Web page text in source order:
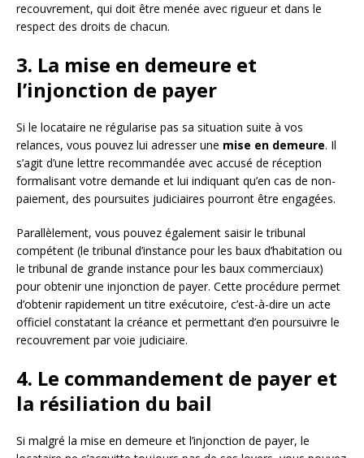
recouvrement, qui doit être menée avec rigueur et dans le
respect des droits de chacun.
3. La mise en demeure et
l’injonction de payer
Si le locataire ne régularise pas sa situation suite à vos
relances, vous pouvez lui adresser une mise en demeure. Il
s’agit d’une lettre recommandée avec accusé de réception
formalisant votre demande et lui indiquant qu’en cas de non-
paiement, des poursuites judiciaires pourront être engagées.
Parallèlement, vous pouvez également saisir le tribunal
compétent (le tribunal d’instance pour les baux d’habitation ou
le tribunal de grande instance pour les baux commerciaux)
pour obtenir une injonction de payer. Cette procédure permet
d’obtenir rapidement un titre exécutoire, c’est-à-dire un acte
officiel constatant la créance et permettant d’en poursuivre le
recouvrement par voie judiciaire.
4. Le commandement de payer et
la résiliation du bail
Si malgré la mise en demeure et l’injonction de payer, le